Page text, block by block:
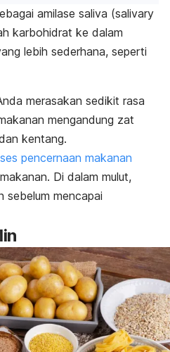
amilase saliva (salivary
karbohidrat ke dalam
lebih sederhana, seperti
merasakan sedikit rasa
mengandung zat
kentang.
pencernaan makanan
Di dalam mulut,
mencapai